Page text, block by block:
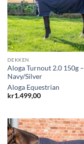
DEKKEN
Aloga Turnout 2.0 150g –
Navy/Silver
Aloga Equestrian
kr1.499,00